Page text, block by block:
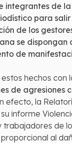
integrantes de
para
de los
se
de
hechos
de
efecto, la
informe
de
al